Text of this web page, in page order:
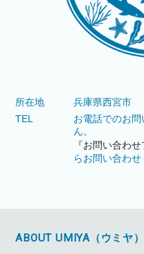
所在地
兵庫県西宮市
TEL
お電話でのお
ん。
『お問い合わせ
らお問い合わせ
ABOUT UMIYA（ウミヤ）